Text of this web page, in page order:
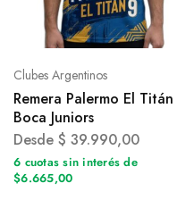
Clubes Argentinos
Remera Palermo El Titán
Boca Juniors
Desde $ 39.990,00
6 cuotas sin interés de
$6.665,00